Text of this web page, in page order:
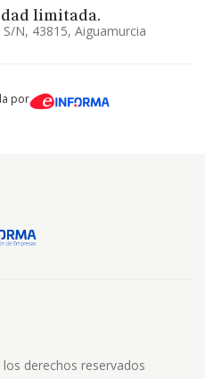
limitada.
n, 43815, Aiguamurcia
por
derechos reservados